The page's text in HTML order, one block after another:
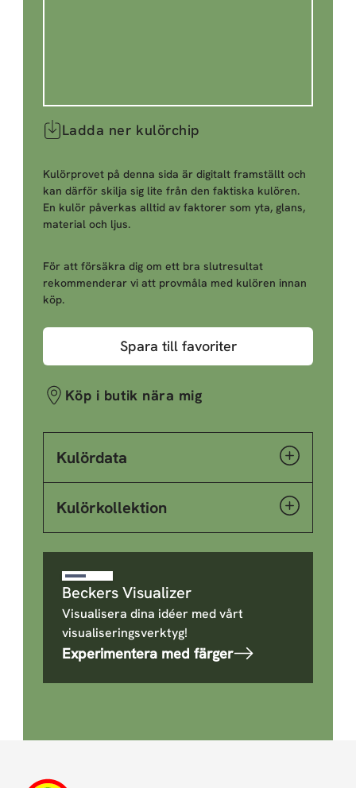
Ladda ner kulörchip
Kulörprovet på denna sida är digitalt framställt och
kan därför skilja sig lite från den faktiska kulören.
En kulör påverkas alltid av faktorer som yta, glans,
material och ljus.
För att försäkra dig om ett bra slutresultat
rekommenderar vi att provmåla med kulören innan
köp.
Spara till favoriter
Köp i butik nära mig
Kulördata
Kulörkollektion
Beckers Visualizer
Visualisera dina idéer med vårt
visualiseringsverktyg!
Experimentera med färger